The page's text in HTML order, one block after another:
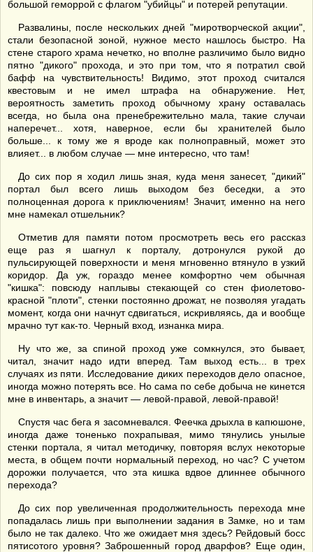
большой геморрой с флагом "убийцы" и потерей репутации.
Развалины, после нескольких дней "миротворческой акции",
стали безопасной зоной, нужное место нашлось быстро. На
стене старого храма нечетко, но вполне различимо было видно
пятно "дикого" прохода, и это при том, что я потратил свой
бафф на чувствительность! Видимо, этот проход считался
квестовым и не имел штрафа на обнаружение. Нет,
вероятность заметить проход обычному храну оставалась
всегда, но была она пренебрежительно мала, такие случаи
наперечет... хотя, наверное, если бы хранителей было
больше... к тому же я вроде как полноправный, может это
влияет... в любом случае — мне интересно, что там!
До сих пор я ходил лишь зная, куда меня занесет, "дикий"
портал был всего лишь выходом без беседки, а это
полноценная дорога к приключениям! Значит, именно на него
мне намекал отшельник?
Отметив для памяти потом просмотреть весь его рассказ
еще раз я шагнул к порталу, дотронулся рукой до
пульсирующей поверхности и меня мгновенно втянуло в узкий
коридор. Да уж, гораздо менее комфортно чем обычная
"кишка": повсюду наплывы стекающей со стен фиолетово-
красной "плоти", стенки постоянно дрожат, не позволяя угадать
момент, когда они начнут сдвигаться, искривляясь, да и вообще
мрачно тут как-то. Черный вход, изнанка мира.
Ну что же, за спиной проход уже сомкнулся, это бывает,
читал, значит надо идти вперед. Там выход есть... в трех
случаях из пяти. Исследование диких переходов дело опасное,
иногда можно потерять все. Но сама по себе добыча не кинется
мне в инвентарь, а значит — левой-правой, левой-правой!
Спустя час бега я засомневался. Феечка дрыхла в капюшоне,
иногда даже тоненько похрапывая, мимо тянулись унылые
стенки портала, я читал методичку, повторяя вслух некоторые
места, в общем почти нормальный переход, но час? С учетом
дорожки получается, что эта кишка вдвое длиннее обычного
перехода?
До сих пор увеличенная продолжительность перехода мне
попадалась лишь при выполнении задания в Замке, но и там
было не так далеко. Что же ожидает мня здесь? Рейдовый босс
пятисотого уровня? Заброшенный город дварфов? Еще один,